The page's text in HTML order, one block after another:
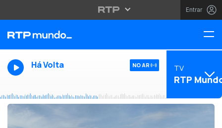
Entrar
Há Volta NO AR TV
RTP